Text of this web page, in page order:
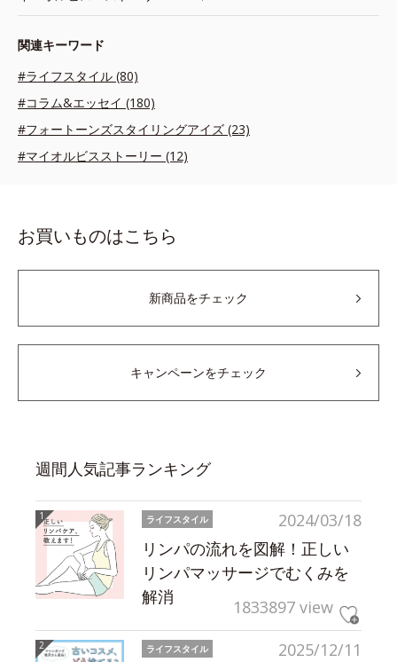
関連キーワード
#ライフスタイル (80)
#コラム&エッセイ (180)
#フォートーンズスタイリングアイズ (23)
#マイオルビスストーリー (12)
お買いものはこちら
新商品をチェック
キャンペーンをチェック
週間人気記事ランキング
2024/03/18
ライフスタイル
リンパの流れを図解！正しい
リンパマッサージでむくみを
解消
1833897 view
2025/12/11
ライフスタイル